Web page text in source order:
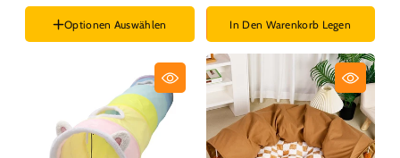
Optionen Auswählen In Den Warenkorb Legen